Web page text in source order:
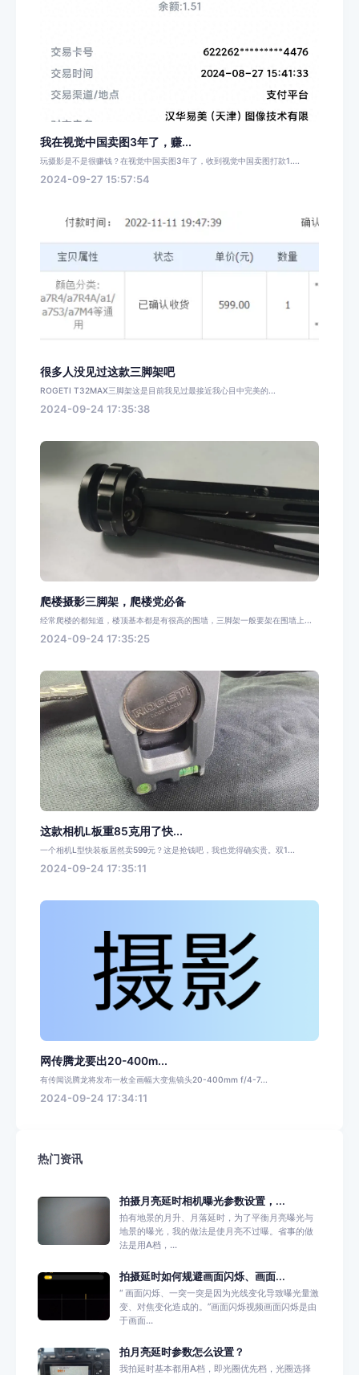
我在视觉中国卖图3年了，赚...
玩摄影是不是很赚钱？在视觉中国卖图3年了，收到视觉中国卖图打款1....
2024-09-27 15:57:54
很多人没见过这款三脚架吧
ROGETI T32MAX三脚架这是目前我见过最接近我心目中完美的...
2024-09-24 17:35:38
爬楼摄影三脚架，爬楼党必备
经常爬楼的都知道，楼顶基本都是有很高的围墙，三脚架一般要架在围墙上...
2024-09-24 17:35:25
这款相机L板重85克用了快...
一个相机L型快装板居然卖599元？这是抢钱吧，我也觉得确实贵。双1...
2024-09-24 17:35:11
网传腾龙要出20-400m...
有传闻说腾龙将发布一枚全画幅大变焦镜头20-400mm f/4-7...
2024-09-24 17:34:11
热门资讯
拍摄月亮延时相机曝光参数设置，...
拍有地景的月升、月落延时，为了平衡月亮曝光与
地景的曝光，我的做法是使月亮不过曝。省事的做
法是用A档，...
拍摄延时如何规避画面闪烁、画面...
“ 画面闪烁、一突一突是因为光线变化导致曝光量激
变、对焦变化造成的。”画面闪烁视频画面闪烁是由
于画面...
拍月亮延时参数怎么设置？
我拍延时基本都用A档，即光圈优先档，光圈选择